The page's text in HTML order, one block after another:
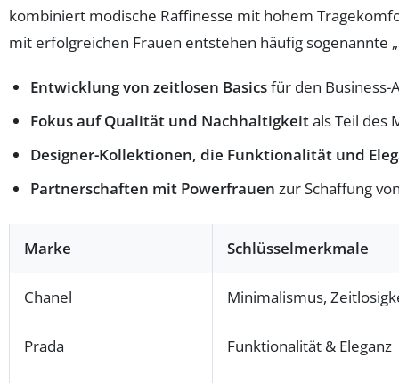
kombiniert modische Raffinesse mit hohem
mit erfolgreichen Frauen entstehen häufig sogenannte
Entwicklung von zeitlosen Basicsfür den Business-
Fokus auf Qualität und Nachhaltigkeitals Teil des
Designer-Kollektionen, die Funktionalität und
Partnerschaften mit Powerfrauen zur Schaffung
Marke Schlüsselmerkmale
Chanel Minimalismus,
Prada Funktionalität & Eleganz